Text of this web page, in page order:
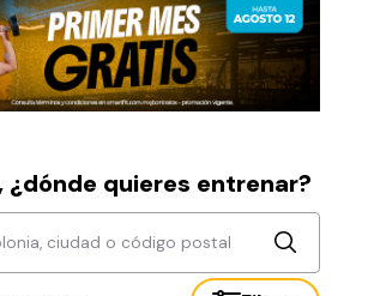
¿dónde quieres entrenar?
ciudad o código postal